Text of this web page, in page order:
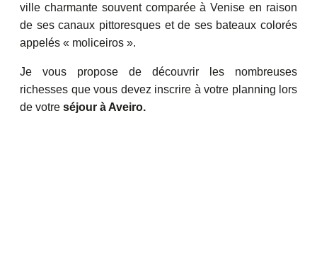
ville charmante souvent comparée à Venise en raison
de ses canaux pittoresques et de ses bateaux colorés
appelés « moliceiros ».
Je vous propose de découvrir les nombreuses
richesses que vous devez inscrire à votre planning lors
de votre séjour à Aveiro.